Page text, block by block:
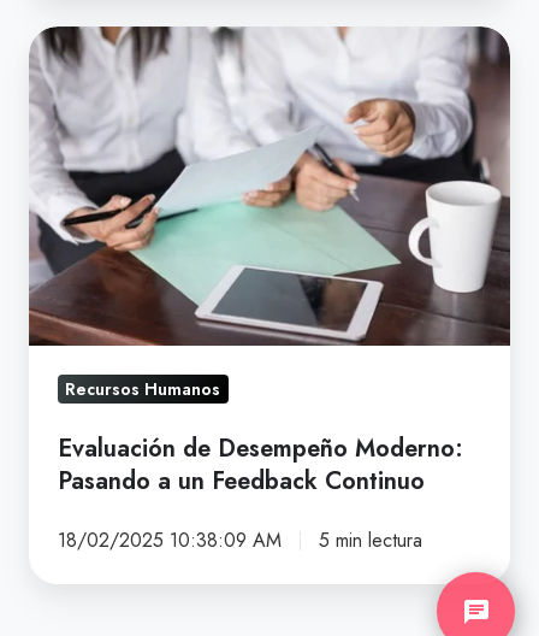
chat
¿Quieres saber cuánto te cuesta la fuga de
Evaluación
de
Desempeño
Moderno:
Pasando
a
un
Feedback
Continuo
Recursos Humanos
Evaluación de Desempeño Moderno:
Pasando a un Feedback Continuo
18/02/2025 10:38:09 AM 5 min lectura